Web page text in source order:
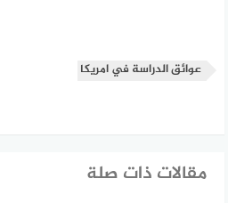
عوائق الدراسة في امريكا
مقالات ذات صلة